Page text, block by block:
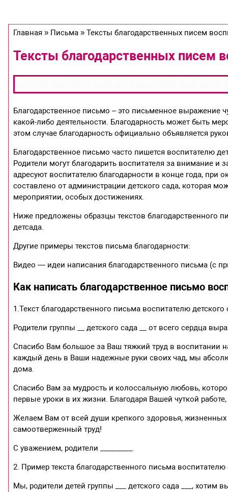
Главная » Письма » Тексты благодарственных писем
Тексты благодарственных писем
Благодарственное письмо – это письменное выражение
какой-либо деятельности. Благодарность может быть
этом случае благодарность официально объявляется
Благодарственное письмо часто пишется воспитателю
Родители могут благодарить воспитателя за внимание и
адресуют воспитателю благодарности в конце года, при
составлено от администрации детского сада, которая
мероприятии, особых достижениях.
Ниже предложены образцы текстов благодарственного
детсада.
Другие примеры текстов письма благодарности:
Видео — идеи написания благодарственного письма (с
Как написать благодарственное письмо
1.Текст благодарственного письма воспитателю детского
Родители группы __ детского сада __ от всего сердца
Спасибо Вам большое за Ваш тяжкий труд в
каждый день в Ваши надежные руки своих чад, мы
дома.
Спасибо Вам за мудрость и колоссальную любовь,
первые уроки в их жизни. Благодаря Вашей чуткой
Желаем Вам от всей души крепкого здоровья,
самоотверженный труд!
С уважением, родители _________.
2. Пример текста благодарственного письма воспитателю
Мы, родители детей группы ___ детского сада ___,